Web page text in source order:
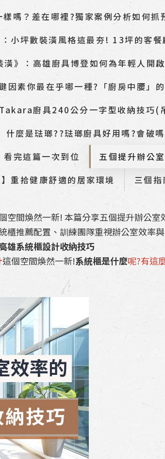
樣嗎？差在哪裡?獨家案例分析如何抓
：小坪數裝潢風格這最夯! 13坪的客
潢》：高雄廚具博登如何為年輕人開
因素你最在乎哪一種?「廚房中腰」
廚具240公分一字型收納技巧(
什麼是琺瑯??琺瑯廚具好用嗎?會破
完這篇一次到位
五個提升辦公
重拾健康舒適的居家環境
三個
空間煥然一新! 本篇分享五個提升辦公
推薦配置、訓練團隊重視辦公室效率
雄系統櫃設計收納技巧
這個空間煥然一新!系統櫃是什麼呢?有這